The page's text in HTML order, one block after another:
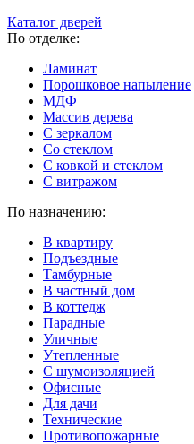
Каталог дверей
По отделке:
Ламинат
Порошковое напыление
МДФ
Массив дерева
С зеркалом
Со стеклом
С ковкой и стеклом
С витражом
По назначению:
В квартиру
Подъездные
Тамбурные
В частный дом
В коттедж
Парадные
Уличные
Утепленные
C шумоизоляцией
Офисные
Для дачи
Технические
Противопожарные